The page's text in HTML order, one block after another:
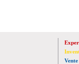
Vente